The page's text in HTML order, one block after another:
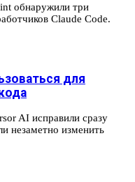
обнаружили три
Claude Code.
для
AI исправили сразу
незаметно изменить